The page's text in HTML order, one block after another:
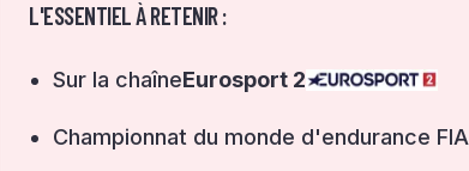
L'ESSENTIEL À RETENIR :
Sur la chaîneEurosport 2
Championnat du monde d'endurance FIA